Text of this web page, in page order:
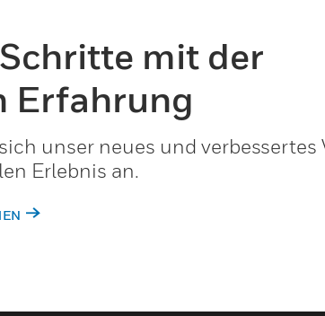
mit der
Erfahrung
unser neues und verbessertes
Erlebnis an.